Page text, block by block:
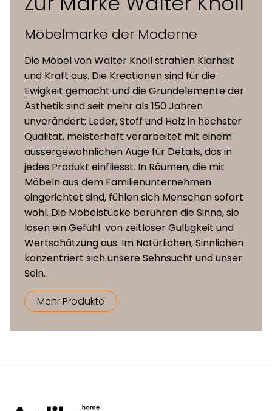
Möbelmarke der Moderne
Die Möbel von Walter Knoll strahlen Klarheit
und Kraft aus. Die Kreationen sind für die
Ewigkeit gemacht und die Grundelemente der
Ästhetik sind seit mehr als 150 Jahren
unverändert: Leder, Stoff und Holz in höchster
Qualität, meisterhaft verarbeitet mit einem
aussergewöhnlichen Auge für Details, das in
jedes Produkt einfliesst. In Räumen, die mit
Möbeln aus dem Familienunternehmen
eingerichtet sind, fühlen sich Menschen sofort
wohl. Die Möbelstücke berühren die Sinne, sie
lösen ein Gefühl von zeitloser Gültigkeit und
Wertschätzung aus. Im Natürlichen, Sinnlichen
konzentriert sich unsere Sehnsucht und unser
Sein.
Mehr Produkte